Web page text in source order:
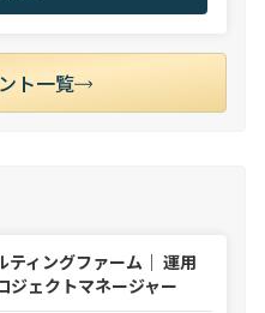
ト一覧
ティングファーム｜ 運用
ジェクトマネージャー